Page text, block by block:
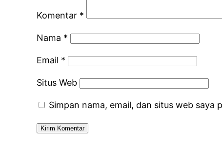
Komentar *
Nama *
Email *
Situs Web
Simpan nama, email, dan situs web